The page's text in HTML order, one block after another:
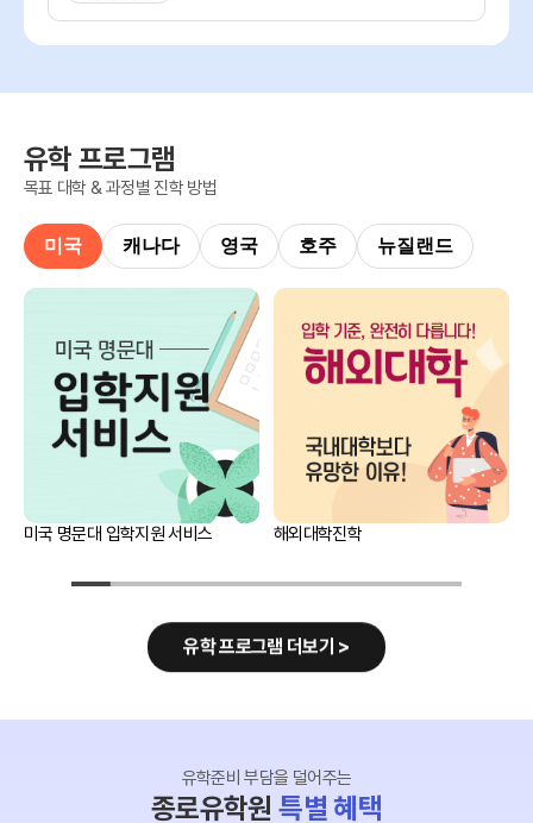
유학 프로그램
목표 대학 & 과정별 진학 방법
미국 캐나다 영국 호주 뉴질랜드
미국 명문대 입학지원 서비스 해외대학진학
유학 프로그램 더보기 >
유학준비 부담을 덜어주는
종로유학원특별 혜택